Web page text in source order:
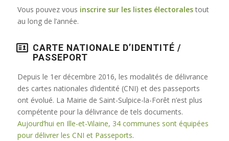
Vous pouvez vous inscrire sur les listes électoralestout
au long de l’année.
CARTE NATIONALE D’IDENTITÉ /
PASSEPORT
Depuis le 1er décembre 2016, les modalités de délivrance
des cartes nationales d’identité (CNI) et des passeports
ont évolué. La Mairie de Saint-Sulpice-la-Forêt n’est plus
compétente pour la délivrance de tels documents.
Aujourd’hui en Ille-et-Vilaine, 34 communes sont équipées
pour délivrer les CNI et Passeports.